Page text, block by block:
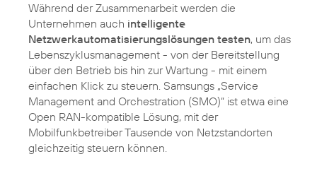
Während der Zusammenarbeit werden die
Unternehmen auch intelligente
Netzwerkautomatisierungslösungen testen, um das
Lebenszyklusmanagement - von der Bereitstellung
über den Betrieb bis hin zur Wartung - mit einem
einfachen Klick zu steuern. Samsungs „Service
Management and Orchestration (SMO)“ ist etwa eine
Open RAN-kompatible Lösung, mit der
Mobilfunkbetreiber Tausende von Netzstandorten
gleichzeitig steuern können.